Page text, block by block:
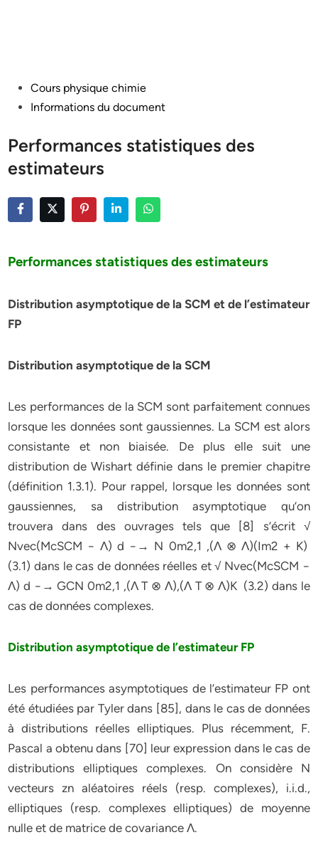
PostedCours physique chimie
Informations du document
Performances statistiques des
estimateurs
Performances statistiques des estimateurs
Distribution asymptotique de la SCM et de l’estimateur
FP
Distribution asymptotique de la SCM
Les performances de la SCM sont parfaitement connues
lorsque les données sont gaussiennes. La SCM est alors
consistante et non biaisée. De plus elle suit une
distribution de Wishart définie dans le premier chapitre
(définition 1.3.1). Pour rappel, lorsque les données sont
gaussiennes, sa distribution asymptotique qu’on
trouvera dans des ouvrages tels que [8] s’écrit √
Nvec(McSCM − Λ) d −→ N 0m2,1 ,(Λ ⊗ Λ)(Im2 + K)
(3.1) dans le cas de données réelles et √ Nvec(McSCM −
Λ) d −→ GCN 0m2,1 ,(Λ T ⊗ Λ),(Λ T ⊗ Λ)K (3.2) dans le
cas de données complexes.
Distribution asymptotique de l’estimateur FP
Les performances asymptotiques de l’estimateur FP ont
été étudiées par Tyler dans [85], dans le cas de données
à distributions réelles elliptiques. Plus récemment, F.
Pascal a obtenu dans [70] leur expression dans le cas de
distributions elliptiques complexes. On considère N
vecteurs zn aléatoires réels (resp. complexes), i.i.d.,
elliptiques (resp. complexes elliptiques) de moyenne
nulle et de matrice de covariance Λ.